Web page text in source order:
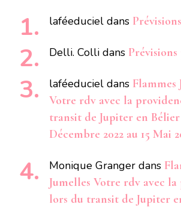
laféeduciel dans
Delli. Colli dans Prévisions
laféeduciel dans Flammes
Votre rdv avec la
transit de Jupiter en Bélier
Décembre 2022 au 15 Mai
Monique Granger dans
Jumelles Votre rdv avec
lors du transit de Jupiter